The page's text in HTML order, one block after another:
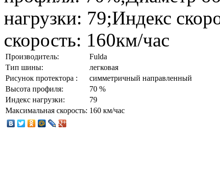
нагрузки: 79;Индекс
скорость: 160км/час
Производитель:
Fulda
Тип шины:
легковая
Рисунок протектора :
симметричный направленный
Высота профиля:
70 %
Индекс нагрузки:
79
Максимальная скорость: 160 км/час